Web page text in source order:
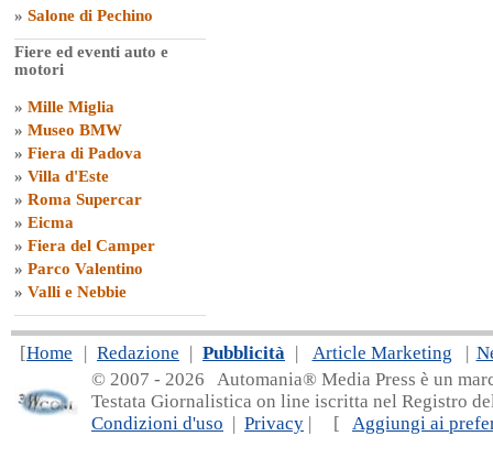
» Salone di Pechino
Fiere ed eventi auto e
motori
» Mille Miglia
» Museo BMW
» Fiera di Padova
» Villa d'Este
» Roma Supercar
» Eicma
» Fiera del Camper
» Parco Valentino
» Valli e Nebbie
[Home | Redazione | Pubblicità | Article Marketing |
© 2007 - 2026 Automania® Media Press è un
Testata Giornalistica on line iscritta nel Registro
Condizioni d'uso | Privacy | [ Aggiungi ai